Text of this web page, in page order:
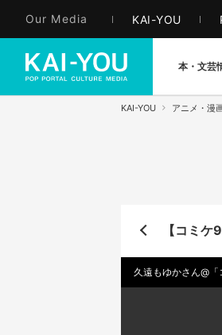
Our Media KAI-YOU
本・文芸
KAI-YOU アニメ・漫
【コミ
久遠もゆかさん@「